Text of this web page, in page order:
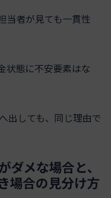
当者が見ても一貫性
状態に不安要素はな
出しても、同じ理由で
メな場合と、
場合の見分け方